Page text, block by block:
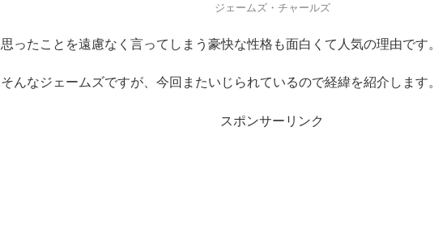
ジェームズ・チャールズ
思ったことを遠慮なく言ってしまう豪快な性格も面白くて人気の理由です。
そんなジェームズですが、今回またいじられているので経緯を紹介します。
スポンサーリンク